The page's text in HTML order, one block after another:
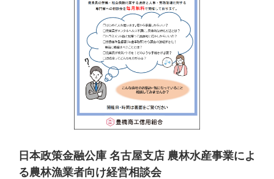
日本政策金融公庫 名古屋支店 農林水産事業によ
る農林漁業者向け経営相談会